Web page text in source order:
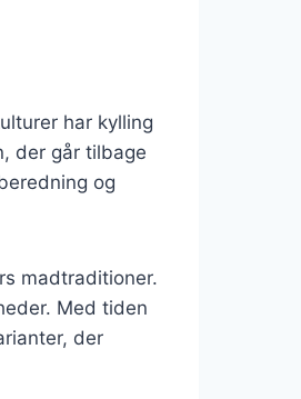
har kylling
der går tilbage
og
madtraditioner.
Med tiden
der